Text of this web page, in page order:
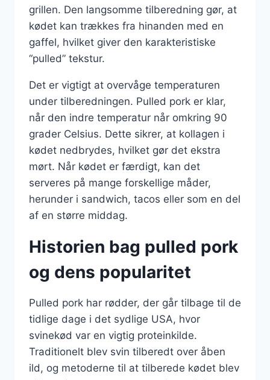
grillen. Den langsomme tilberedning gør, at
kødet kan trækkes fra hinanden med en
gaffel, hvilket giver den karakteristiske
“pulled” tekstur.
Det er vigtigt at overvåge temperaturen
under tilberedningen. Pulled pork er klar,
når den indre temperatur når omkring 90
grader Celsius. Dette sikrer, at kollagen i
kødet nedbrydes, hvilket gør det ekstra
mørt. Når kødet er færdigt, kan det
serveres på mange forskellige måder,
herunder i sandwich, tacos eller som en del
af en større middag.
Historien bag pulled pork
og dens popularitet
Pulled pork har rødder, der går tilbage til de
tidlige dage i det sydlige USA, hvor
svinekød var en vigtig proteinkilde.
Traditionelt blev svin tilberedt over åben
ild, og metoderne til at tilberede kødet blev